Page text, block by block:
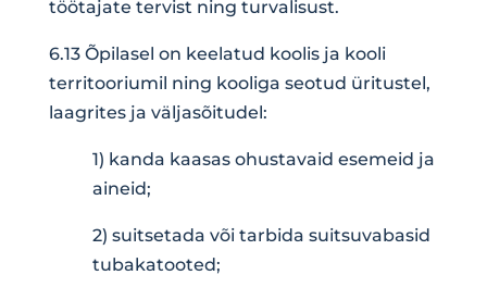
töötajate tervist ning turvalisust.
6.13 Õpilasel on keelatud koolis ja kooli
territooriumil ning kooliga seotud üritustel,
laagrites ja väljasõitudel:
1) kanda kaasas ohustavaid esemeid ja
aineid;
2) suitsetada või tarbida suitsuvabasid
tubakatooted;